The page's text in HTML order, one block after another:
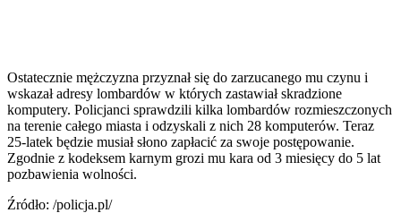
Ostatecznie mężczyzna przyznał się do zarzucanego mu czynu i
wskazał adresy lombardów w których zastawiał skradzione
komputery. Policjanci sprawdzili kilka lombardów rozmieszczonych
na terenie całego miasta i odzyskali z nich 28 komputerów. Teraz
25-latek będzie musiał słono zapłacić za swoje postępowanie.
Zgodnie z kodeksem karnym grozi mu kara od 3 miesięcy do 5 lat
pozbawienia wolności.
Źródło: /policja.pl/